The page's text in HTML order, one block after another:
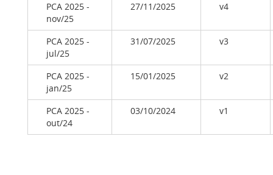
PCA 2025 -
nov/25
27/11/2025 v4
PCA 2025 -
jul/25
31/07/2025 v3
PCA 2025 -
jan/25
15/01/2025 v2
PCA 2025 -
out/24
03/10/2024 v1